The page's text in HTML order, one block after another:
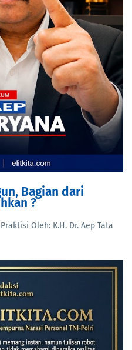
Bagian dari
?
Oleh: K.H. Dr. Aep Tata